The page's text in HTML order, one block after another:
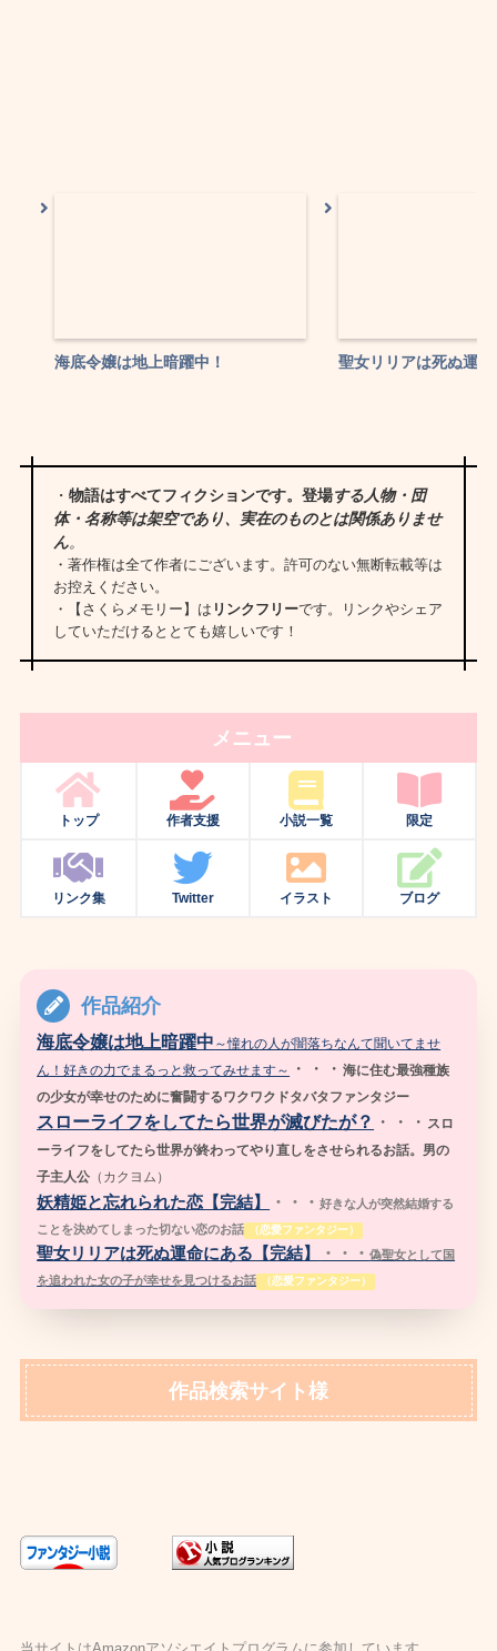
海底令嬢は地上暗躍中！ 聖女リリアは死ぬ運
・物語はすべてフィクションです。登場する人物・団
体・名称等は架空であり、実在のものとは関係ありませ
ん。
・著作権は全て作者にございます。許可のない無断転載等は
お控えください。
・【さくらメモリー】は リンクフリーです。リンクやシェア
していただけるととても嬉しいです！
メニュー
トップ 作者支援 小説一覧 限定
リンク集 Twitter イラスト ブログ
作品紹介
海底令嬢は地上暗躍中 ～憧れの人が闇落ちなんて聞いてませ
ん！好きの力でまるっと救ってみせます～
・・・海に住む最強種族
の少女が幸せのために奮闘するワクワクドタバタファンタジー
スローライフをしてたら世界が滅びたが？ ・・・ スロ
ーライフをしてたら世界が終わってやり直しをさせられるお話。男の
子主人公 （ カクヨム）
妖精姫と忘れられた恋【完結】 ・・・好きな人が突然結婚する
ことを決めてしまった切ない恋のお話
（恋愛ファンタジー）
聖女リリアは死ぬ運命にある【完結】 ・・・偽聖女として国
を追われた女の子が幸せを見つけるお話
（恋愛ファンタジー）
作品検索サイト様